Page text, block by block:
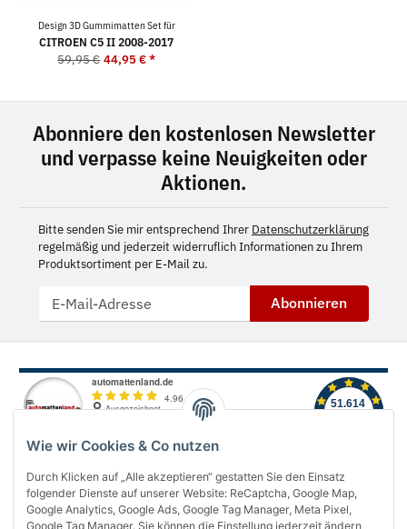
Wie wir Cookies & Co nutzen
Durch Klicken auf „Alle akzeptieren“ gestatten Sie den Einsatz
folgender Dienste auf unserer Website: ReCaptcha, Google Map,
Google Analytics, Google Ads, Google Tag Manager, Meta Pixel,
Google Tag Manager. Sie können die Einstellung jederzeit ändern
Design 3D Gummimatten Set für
CITROEN C5 II 2008-2017
59,95 € 44,95 €*
Abonniere den kostenlosen Newsletter
und verpasse keine Neuigkeiten oder
Aktionen.
Bitte senden Sie mir entsprechend Ihrer Datenschutzerklärung
regelmäßig und jederzeit widerruflich Informationen zu Ihrem
Produktsortiment per E-Mail zu.
Abonnieren
Über uns